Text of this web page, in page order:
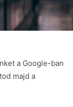
a Google-ban
majd a